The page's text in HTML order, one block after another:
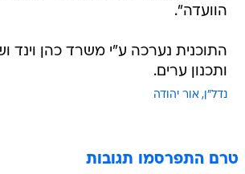
הוועדה".
התוכנית נערכה ע"י משרד כהן וינד
ותכנון ערים.
נדל"ן אור יהודה
טרם התפרסמו תגובות